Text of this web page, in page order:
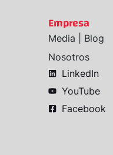
Empresa
Media | Blog
Nosotros
LinkedIn
YouTube
Facebook